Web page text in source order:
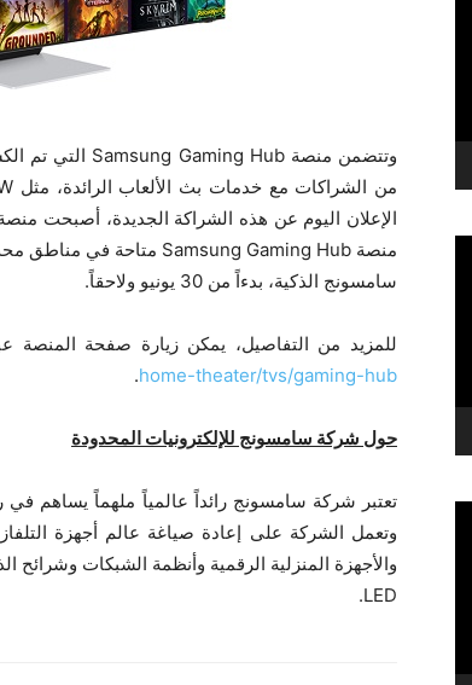
سامسونج الذكية، بدءاً من 30 يونيو ولاحقاً.
للمزيد من التفاصيل، يمكن زيارة صفحة المنصة
home-theater/tvs/gaming-hub
.
حول شركة سامسونج للإلكترونيات المحدودة
تعتبر شركة سامسونج رائداً عالمياً ملهماً يساهم
وتعمل الشركة على إعادة صياغة عالم أجهزة التلفاز
والأجهزة المنزلية الرقمية وأنظمة الشبكات
LED.